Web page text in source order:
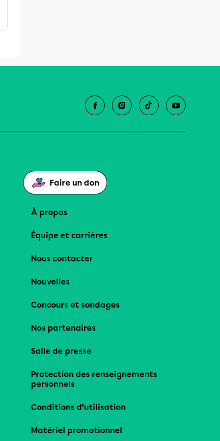
Faire un don
À propos
Équipe et carrières
Nous contacter
Nouvelles
Concours et sondages
Nos partenaires
Salle de presse
Protection des renseignements
personnels
Conditions d’utilisation
Matériel promotionnel